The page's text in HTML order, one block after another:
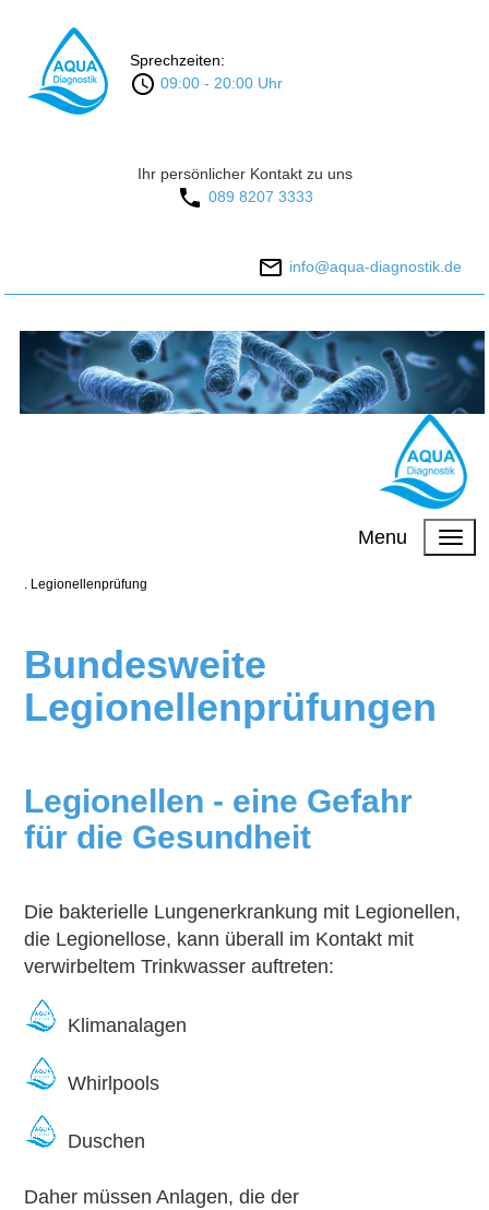
Sprechzeiten:
09:00 - 20:00 Uhr
Ihr persönlicher Kontakt zu uns
089 8207 3333
info@aqua-diagnostik.de
Menu
. Legionellenprüfung
Bundesweite
Legionellenprüfungen
Legionellen - eine Gefahr
für die Gesundheit
Die bakterielle Lungenerkrankung mit Legionellen,
die Legionellose, kann überall im Kontakt mit
verwirbeltem Trinkwasser auftreten:
Klimanalagen
Whirlpools
Duschen
Daher müssen Anlagen, die der